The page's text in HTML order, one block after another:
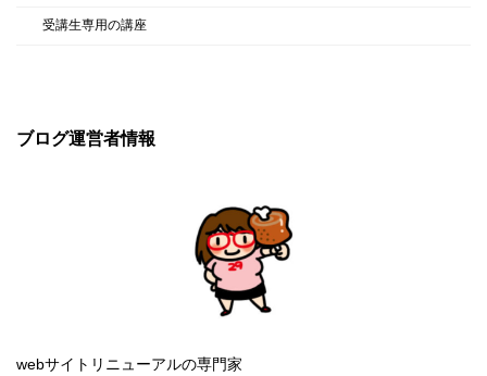
受講生専用の講座
ブログ運営者情報
webサイトリニューアルの専門家